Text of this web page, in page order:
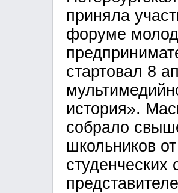
приняла
форуме
стартовал 8
история».
собрало
школьников
студенческих